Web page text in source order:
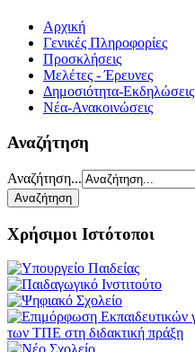
Αρχική
Γενικές Πληροφορίες
Προσκλήσεις
Μελέτες - Έρευνες
Δημοσιότητα-Εκδηλώσεις
Νέα-Ανακοινώσεις
Αναζήτηση
Αναζήτηση...
Χρήσιμοι Ιστότοποι